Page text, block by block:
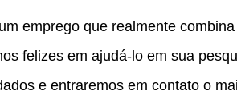
um emprego que realmente
felizes em ajudá-lo em sua
e entraremos em contato o